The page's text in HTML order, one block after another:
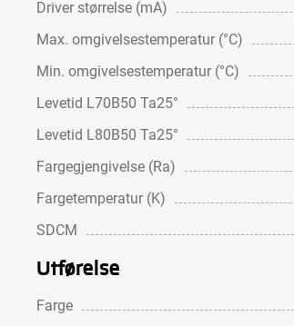
Driver størrelse (mA)
Max. omgivelsestemperatur (°C)
Min. omgivelsestemperatur (°C)
Levetid L70B50 Ta25°
Levetid L80B50 Ta25°
Fargegjengivelse (Ra)
Fargetemperatur (K)
SDCM
Utførelse
Farge